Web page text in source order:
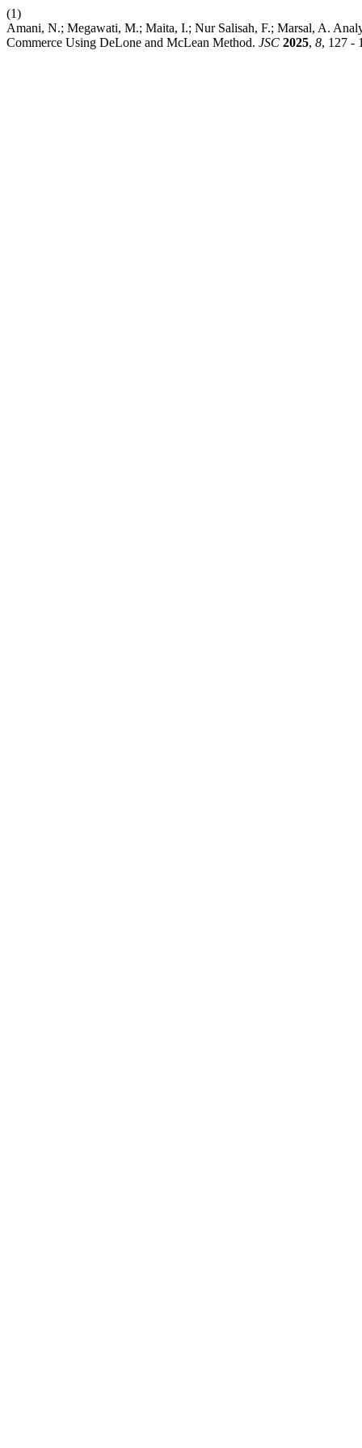
(1)
Amani, N.; Megawati, M.; Maita, I.; Nur Salisah, F.; Marsal, A.
Commerce Using DeLone and McLean Method. JSC 2025, 8, 127 -